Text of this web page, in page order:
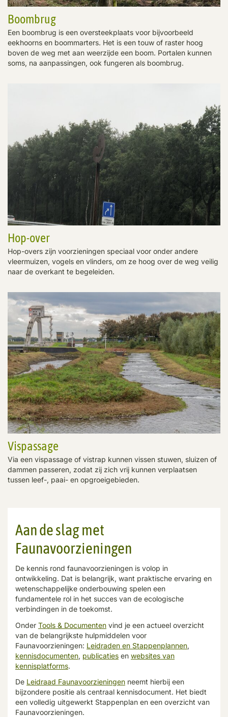
Boombrug
Een boombrug is een oversteekplaats voor bijvoorbeeld
eekhoorns en boommarters. Het is een touw of raster hoog
boven de weg met aan weerzijde een boom. Portalen kunnen
soms, na aanpassingen, ook fungeren als boombrug.
Hop-over
Hop-overs zijn voorzieningen speciaal voor onder andere
vleermuizen, vogels en vlinders, om ze hoog over de weg veilig
naar de overkant te begeleiden.
Vispassage
Via een vispassage of vistrap kunnen vissen stuwen, sluizen of
dammen passeren, zodat zij zich vrij kunnen verplaatsen
tussen leef-, paai- en opgroeigebieden.
Aan de slag met
Faunavoorzieningen
De kennis rond faunavoorzieningen is volop in
ontwikkeling. Dat is belangrijk, want praktische ervaring en
wetenschappelijke onderbouwing spelen een
fundamentele rol in het succes van de ecologische
verbindingen in de toekomst.
Onder Tools & Documenten vind je een actueel overzicht
van de belangrijkste hulpmiddelen voor
Faunavoorzieningen: Leidraden en Stappenplannen,
kennisdocumenten, publicaties en websites van
kennisplatforms.
De Leidraad Faunavoorzieningen neemt hierbij een
bijzondere positie als centraal kennisdocument. Het biedt
een volledig uitgewerkt Stappenplan en een overzicht van
Faunavoorzieningen.